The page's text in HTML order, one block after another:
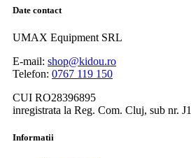
Date contact
UMAX Equipment SRL
E-mail: shop@kidou.ro
Telefon: 0767 119 150
CUI RO28396895
inregistrata la Reg. Com. Cluj, sub nr.
Informatii